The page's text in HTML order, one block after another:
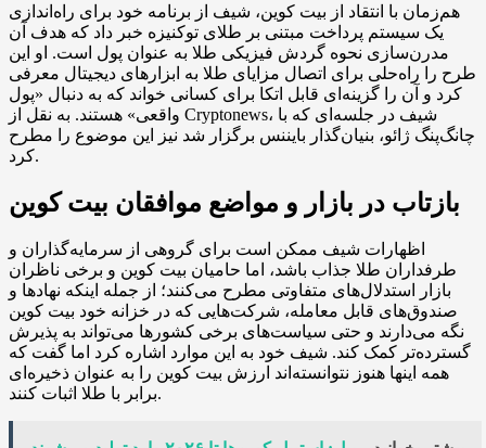
هم‌زمان با انتقاد از بیت کوین، شیف از برنامه خود برای راه‌اندازی
یک سیستم پرداخت مبتنی بر طلای توکنیزه خبر داد که هدف آن
مدرن‌سازی نحوه گردش فیزیکی طلا به عنوان پول است. او این
طرح را راه‌حلی برای اتصال مزایای طلا به ابزارهای دیجیتال معرفی
کرد و آن را گزینه‌ای قابل اتکا برای کسانی خواند که به دنبال «پول
واقعی» هستند. به نقل از Cryptonews، شیف در جلسه‌ای که با
چانگ‌پنگ ژائو، بنیان‌گذار بایننس برگزار شد نیز این موضوع را مطرح
کرد.
بازتاب در بازار و مواضع موافقان بیت کوین
اظهارات شیف ممکن است برای گروهی از سرمایه‌گذاران و
طرفداران طلا جذاب باشد، اما حامیان بیت کوین و برخی ناظران
بازار استدلال‌های متفاوتی مطرح می‌کنند؛ از جمله اینکه نهادها و
صندوق‌های قابل معامله، شرکت‌هایی که در خزانه خود بیت کوین
نگه می‌دارند و حتی سیاست‌های برخی کشورها می‌تواند به پذیرش
گسترده‌تر کمک کند. شیف خود به این موارد اشاره کرد اما گفت که
همه اینها هنوز نتوانسته‌اند ارزش بیت کوین را به عنوان ذخیره‌ای
برابر با طلا اثبات کنند.